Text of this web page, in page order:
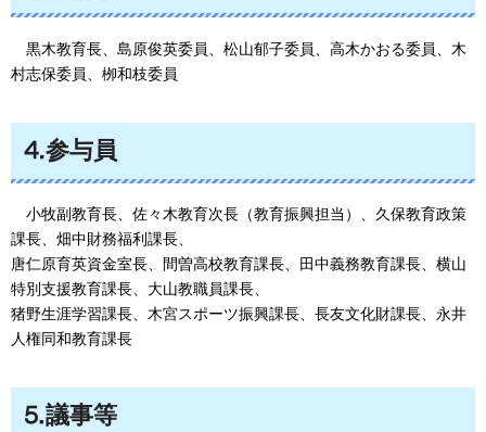
黒木教育長、島原俊英委員
、松山郁子委員、高木かおる委員、木
村志保委員、栁和枝委員
⒋参与員
小牧副教育長、佐々木教育次長（教育振興担当）、久保教育政策
課長、畑中財務福利課長、
唐仁原育英資金室長、間曽高校教育課長、田中義務教育課長、横山
特別支援教育課長、大山教職員課長、
猪野生涯学習課長、木宮スポーツ振興課長、長友文化財課長、永井
人権同和教育課長
⒌議事等